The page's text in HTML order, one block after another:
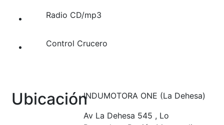
Radio CD/mp3
Control Crucero
UbicaciónINDUMOTORA ONE (La Dehesa)
Av La Dehesa 545 , Lo